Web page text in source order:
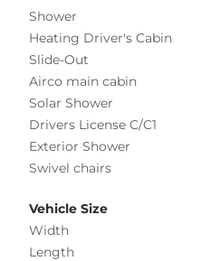
Shower
Heating Driver's Cabin
Slide-Out
Airco main cabin
Solar Shower
Drivers License C/C1
Exterior Shower
Swivel chairs
Vehicle Size
Width
Length